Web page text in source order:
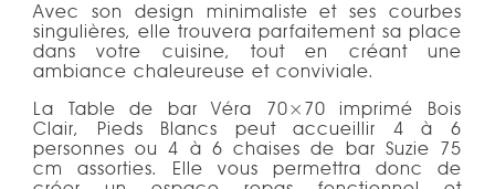
Avec son design minimaliste et ses courbes
singulières, elle trouvera parfaitement sa place
dans votre cuisine, tout en créant une
ambiance chaleureuse et conviviale.
La Table de bar Véra 70×70 imprimé Bois
Clair, Pieds Blancs peut accueillir 4 à 6
personnes ou 4 à 6 chaises de bar Suzie 75
cm assorties. Elle vous permettra donc de